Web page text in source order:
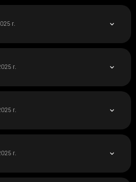
г.
г.
г.
г.